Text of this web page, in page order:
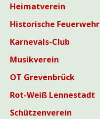
Heimatverein
Historische Feuerwehr
Karnevals-Club
Musikverein
OT Grevenbrück
Rot-Weiß Lennestadt
Schützenverein